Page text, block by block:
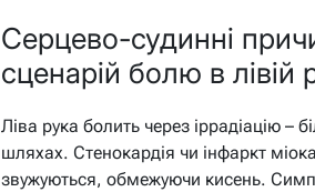
Серцево-судинні
сценарій болю в лівій
Ліва рука болить через іррадіацію –
шляхах. Стенокардія чи інфаркт
звужуються, обмежуючи кисень.